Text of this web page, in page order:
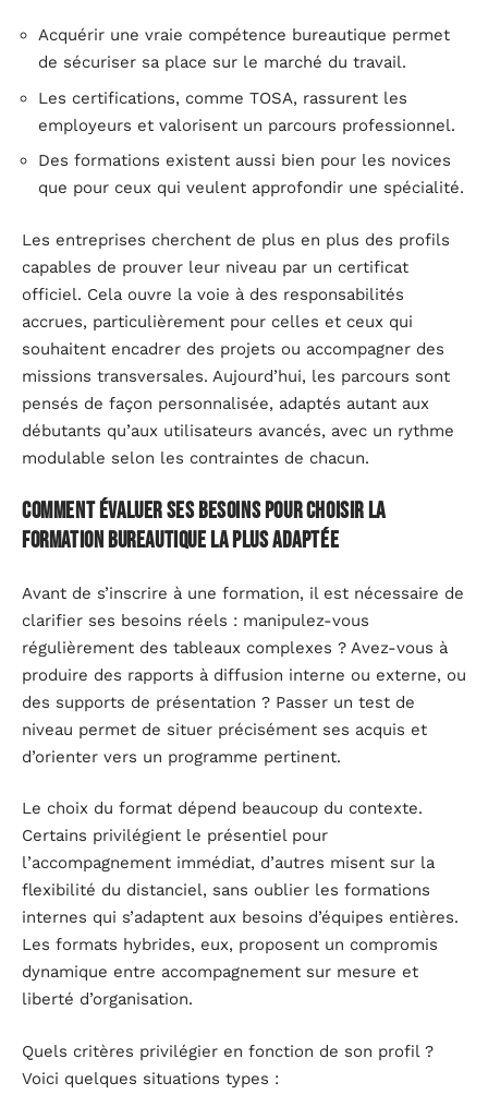
Acquérir une vraie compétence bureautique permet
de sécuriser sa place sur le marché du travail.
Les certifications, comme TOSA, rassurent les
employeurs et valorisent un parcours professionnel.
Des formations existent aussi bien pour les novices
que pour ceux qui veulent approfondir une spécialité.
Les entreprises cherchent de plus en plus des profils
capables de prouver leur niveau par un certificat
officiel. Cela ouvre la voie à des responsabilités
accrues, particulièrement pour celles et ceux qui
souhaitent encadrer des projets ou accompagner des
missions transversales. Aujourd’hui, les parcours sont
pensés de façon personnalisée, adaptés autant aux
débutants qu’aux utilisateurs avancés, avec un rythme
modulable selon les contraintes de chacun.
Comment évaluer ses besoins pour choisir la
formation bureautique la plus adaptée
Avant de s’inscrire à une formation, il est nécessaire de
clarifier ses besoins réels : manipulez-vous
régulièrement des tableaux complexes ? Avez-vous à
produire des rapports à diffusion interne ou externe, ou
des supports de présentation ? Passer un test de
niveau permet de situer précisément ses acquis et
d’orienter vers un programme pertinent.
Le choix du format dépend beaucoup du contexte.
Certains privilégient le présentiel pour
l’accompagnement immédiat, d’autres misent sur la
flexibilité du distanciel, sans oublier les formations
internes qui s’adaptent aux besoins d’équipes entières.
Les formats hybrides, eux, proposent un compromis
dynamique entre accompagnement sur mesure et
liberté d’organisation.
Quels critères privilégier en fonction de son profil ?
Voici quelques situations types :